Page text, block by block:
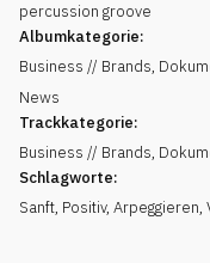
percussion groove
Albumkategorie:
Business // Brands,
News
Trackkategorie:
Business // Brands,
Schlagworte:
Sanft, Positiv, Arpeggieren,